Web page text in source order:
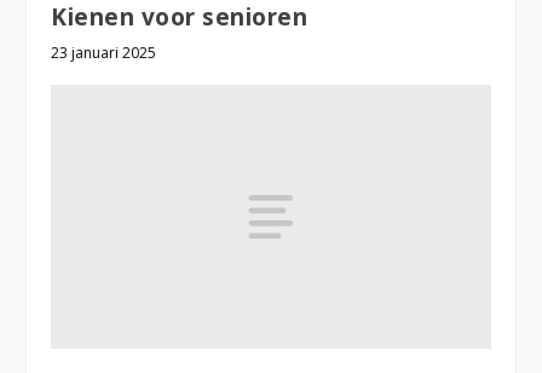
Kienen voor senioren
23 januari 2025